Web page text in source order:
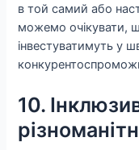
в той самий або
можемо очікувати,
інвестуватимуть у
10.